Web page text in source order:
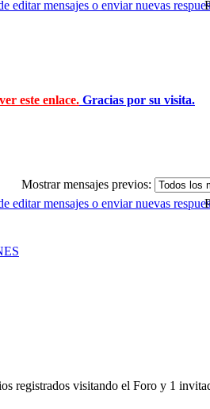
este enlace. Gracias por su visita.
Mostrar mensajes previos:
registrados visitando el Foro y 1